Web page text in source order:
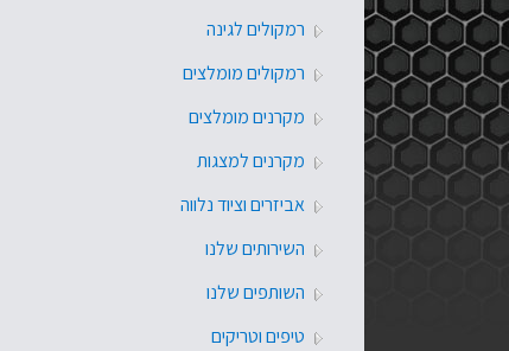
רמקולים לגינה
רמקולים מומלצים
מקרנים מומלצים
מקרנים למצגות
אביזרים וציוד נלווה
השירותים שלנו
השותפים שלנו
טיפים וטריקים